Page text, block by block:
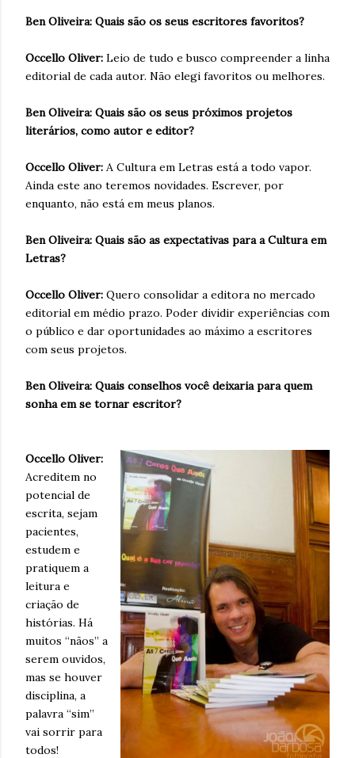
Ben Oliveira: Quais são os seus escritores favoritos?
Occello Oliver: Leio de tudo e busco compreender a linha
editorial de cada autor. Não elegi favoritos ou melhores.
Ben Oliveira: Quais são os seus próximos projetos
literários, como autor e editor?
Occello Oliver: A Cultura em Letras está a todo vapor.
Ainda este ano teremos novidades. Escrever, por
enquanto, não está em meus planos.
Ben Oliveira: Quais são as expectativas para a Cultura em
Letras?
Occello Oliver: Quero consolidar a editora no mercado
editorial em médio prazo. Poder dividir experiências com
o público e dar oportunidades ao máximo a escritores
com seus projetos.
Ben Oliveira: Quais conselhos você deixaria para quem
sonha em se tornar escritor?
Occello Oliver:
Acreditem no
potencial de
escrita, sejam
pacientes,
estudem e
pratiquem a
leitura e
criação de
histórias. Há
muitos “nãos” a
serem ouvidos,
mas se houver
disciplina, a
palavra “sim”
vai sorrir para
todos!